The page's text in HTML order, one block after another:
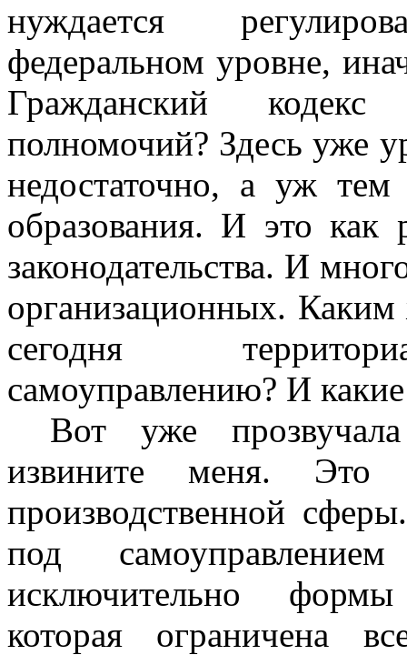
нуждается
федеральном уровне,
Гражданский
полномочий? Здесь уже
недостаточно, а уж тем
образования. И это как
законодательства. И
организационных.
сегодня
самоуправлению? И
Вот уже
извините меня. Это
производственной
под
исключительно
которая ограничена